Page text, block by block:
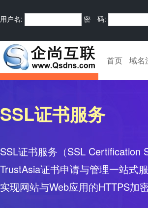
用户名: 密 码:
首页 域名
SSL证书服务
SSL证书服务（SSL Certification
TrustAsia证书申请与管理一站式
实现网站与Web应用的HTTPS加